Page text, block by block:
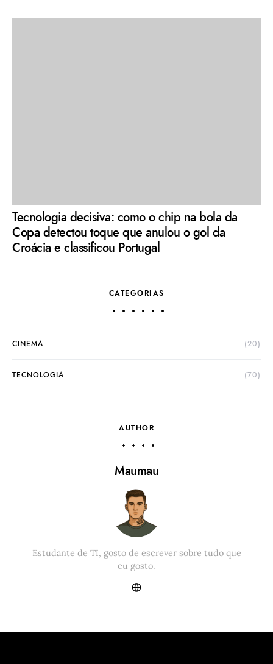
Tecnologia decisiva: como o chip na bola da
Copa detectou toque que anulou o gol da
Croácia e classificou Portugal
CATEGORIAS
CINEMA (20)
TECNOLOGIA (70)
AUTHOR
Maumau
Estudante de TI, gosto de escrever sobre tudo que
eu gosto.